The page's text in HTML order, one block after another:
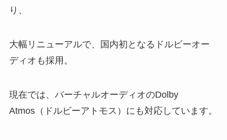
り、
大幅リニューアルで、国内初となるドルビーオー
ディオも採用。
現在では、バーチャルオーディオのDolby
Atmos（ドルビーアトモス）にも対応しています。